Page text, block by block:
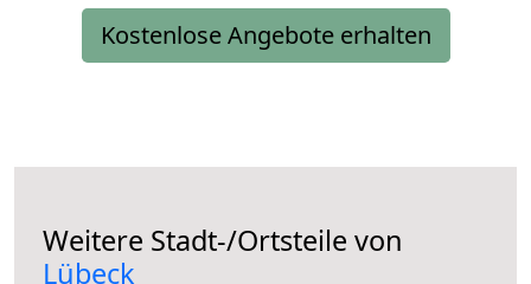
Kostenlose Angebote erhalten
Weitere Stadt-/Ortsteile von
Lübeck